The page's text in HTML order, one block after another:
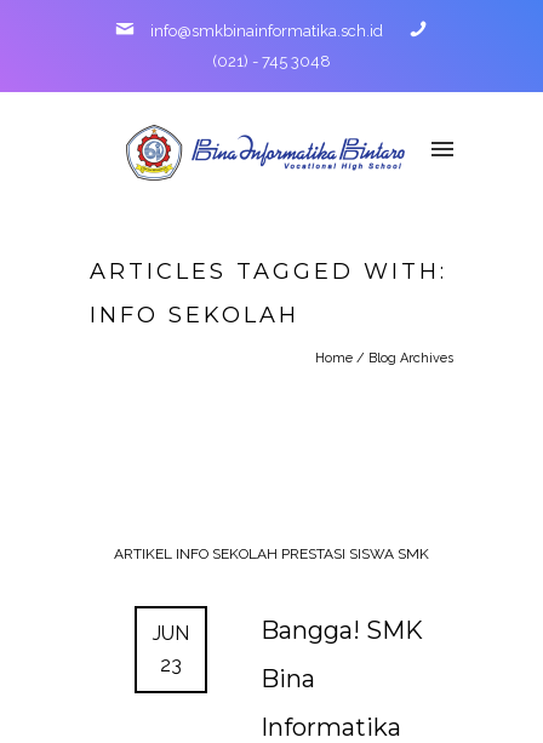
info@smkbinainformatika.sch.id
(021) - 745 3048
ARTICLES TAGGED WITH:
INFO SEKOLAH
Home / Blog Archives
ARTIKEL INFO SEKOLAH PRESTASI SISWA SMK
JUN
23
Bangga! SMK
Bina
Informatika